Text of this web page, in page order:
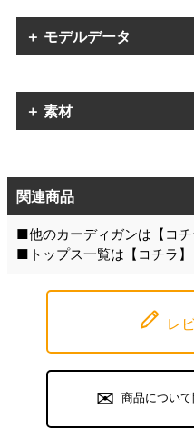
＋ モデルデータ
＋ 素材
関連商品
■他のカーディガンは【 コ
■トップス一覧は【 コチラ 】
レ
商品につい